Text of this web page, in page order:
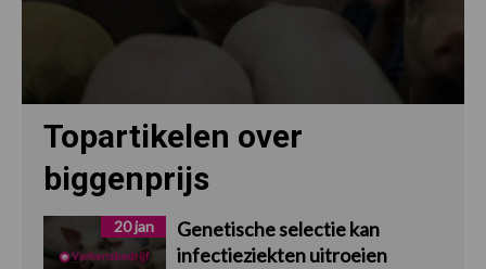
Topartikelen over
biggenprijs
20 jan
Genetische selectie kan
infectieziekten uitroeien